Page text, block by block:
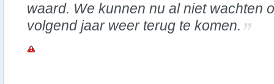
waard. We kunnen nu al niet wachten
volgend jaar weer terug te komen.